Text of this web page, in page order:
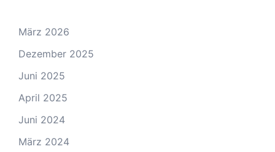
März 2026
Dezember 2025
Juni 2025
April 2025
Juni 2024
März 2024